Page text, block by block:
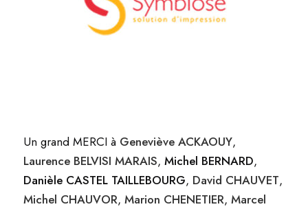
Un grand MERCI à Geneviève ACKAOUY,
Laurence BELVISI MARAIS, Michel BERNARD,
Danièle CASTEL TAILLEBOURG, David CHAUVET,
Michel CHAUVOR, Marion CHENETIER, Marcel